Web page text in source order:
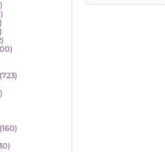
(723)
(160)